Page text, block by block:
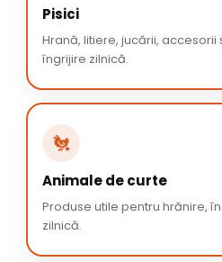
Pisici
Hrană, litiere, jucării,
îngrijire zilnică.
🐔
Animale de curte
Produse utile pentru hrănire,
zilnică.